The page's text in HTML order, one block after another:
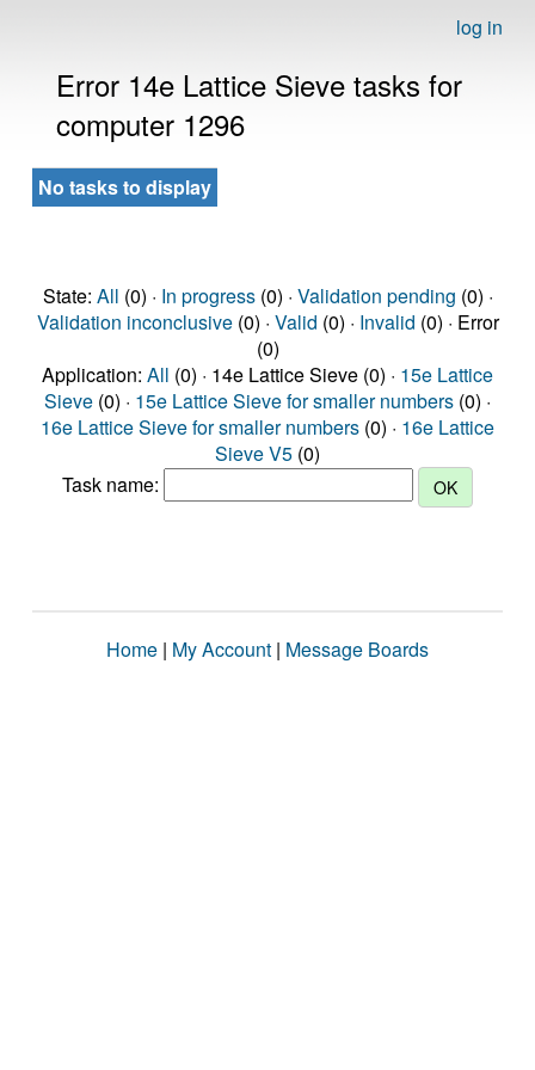
log in
Error 14e Lattice Sieve tasks for
computer 1296
No tasks to display
State: All (0) · In progress(0) · Validation pending (0) ·
Validation inconclusive(0) · Valid (0) · Invalid (0) · Error
(0)
Application: All (0) · 14e Lattice Sieve (0) · 15e Lattice
Sieve (0) · 15e Lattice Sieve for smaller numbers (0) ·
16e Lattice Sieve for smaller numbers (0) · 16e Lattice
Sieve V5 (0)
Task name:
Home | My Account | Message Boards